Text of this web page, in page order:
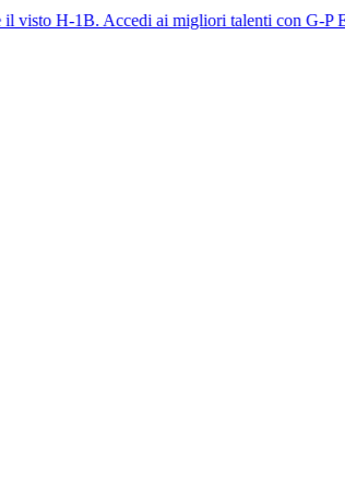
Accedi ai migliori talenti con G-P Employer